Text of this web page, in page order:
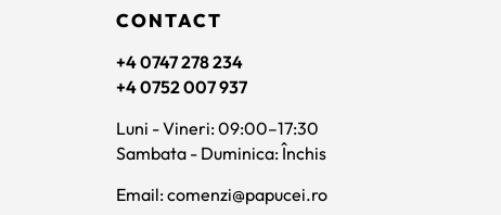
CONTACT
+4 0747 278 234
+4 0752 007 937
Luni - Vineri: 09:00–17:30
Sambata - Duminica: Închis
Email: comenzi@papucei.ro